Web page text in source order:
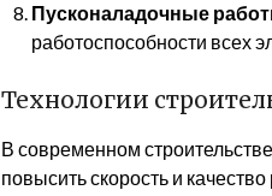
Пусконаладочные
работоспособности всех
Технологии
В современном
повысить скорость и